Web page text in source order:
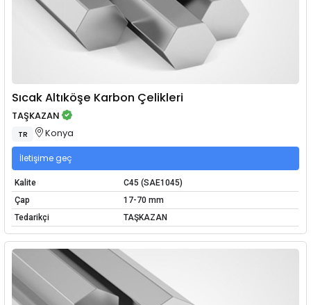
Sıcak Altıköşe Karbon Çelikleri
TAŞKAZAN
TR Konya
İletişime geç
Kalite
C45 (SAE1045)
Çap
17-70 mm
Tedarikçi
TAŞKAZAN